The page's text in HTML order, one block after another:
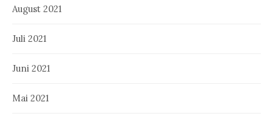
August 2021
Juli 2021
Juni 2021
Mai 2021